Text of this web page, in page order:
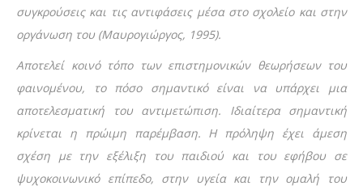
συγκρούσεις και τις αντιφάσεις μέσα στο σχολείο και στην
οργάνωση του (Μαυρογιώργος, 1995).
Αποτελεί κοινό τόπο των επιστημονικών θεωρήσεων του
φαινομένου, το πόσο σημαντικό είναι να υπάρχει μια
αποτελεσματική του αντιμετώπιση. Ιδιαίτερα σημαντική
κρίνεται η πρώιμη παρέμβαση. Η πρόληψη έχει άμεση
σχέση με την εξέλιξη του παιδιού και του εφήβου σε
ψυχοκοινωνικό επίπεδο, στην υγεία και την ομαλή του